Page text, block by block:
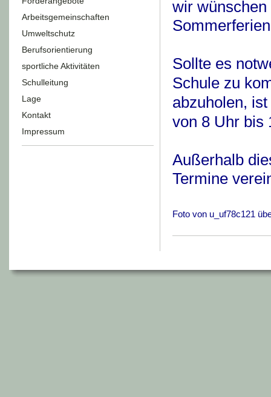
Arbeitsgemeinschaften
Umweltschutz
Berufsorientierung
sportliche Aktivitäten
Schulleitung
Lage
Kontakt
Impressum
wir
Sollte es
Schule zu
abzuholen,
von 8 Uhr bis
Außerhalb
Termine
Foto von u_uf78c121